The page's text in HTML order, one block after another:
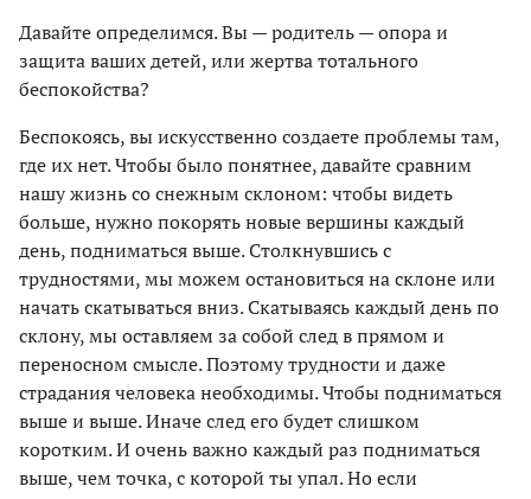
Давайте определимся. Вы — родитель — опора и
защита ваших детей, или жертва тотального
беспокойства?
Беспокоясь, вы искусственно создаете проблемы там,
где их нет. Чтобы было понятнее, давайте сравним
нашу жизнь со снежным склоном: чтобы видеть
больше, нужно покорять новые вершины каждый
день, подниматься выше. Столкнувшись с
трудностями, мы можем остановиться на склоне или
начать скатываться вниз. Скатываясь каждый день по
склону, мы оставляем за собой след в прямом и
переносном смысле. Поэтому трудности и даже
страдания человека необходимы. Чтобы подниматься
выше и выше. Иначе след его будет слишком
коротким. И очень важно каждый раз подниматься
выше, чем точка, с которой ты упал. Но если